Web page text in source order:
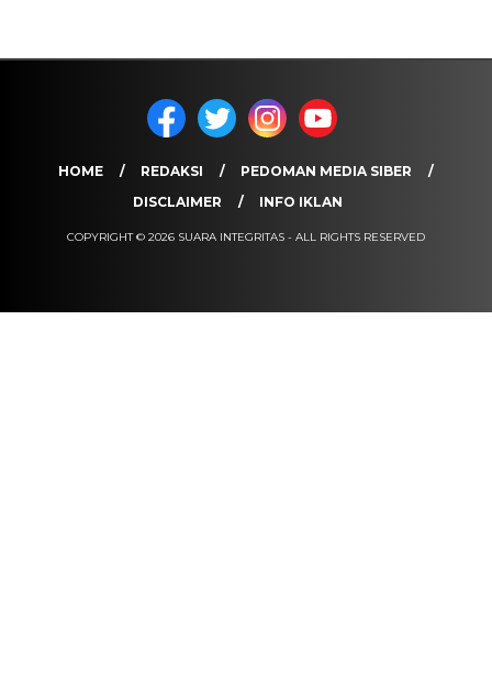
HOME REDAKSI
PEDOMAN MEDIA SIBER
DISCLAIMER
INFO IKLAN
COPYRIGHT © 2026 SUARA INTEGRITAS - ALL RIGHTS RESERVED